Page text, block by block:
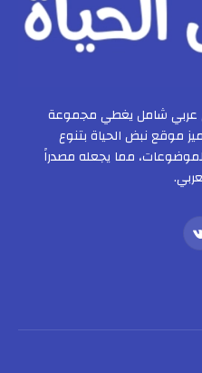
عربي شامل يغطي مجموعة
موقع نبض الحياة بتنوع
مما يجعله مصدراً
VKontakte